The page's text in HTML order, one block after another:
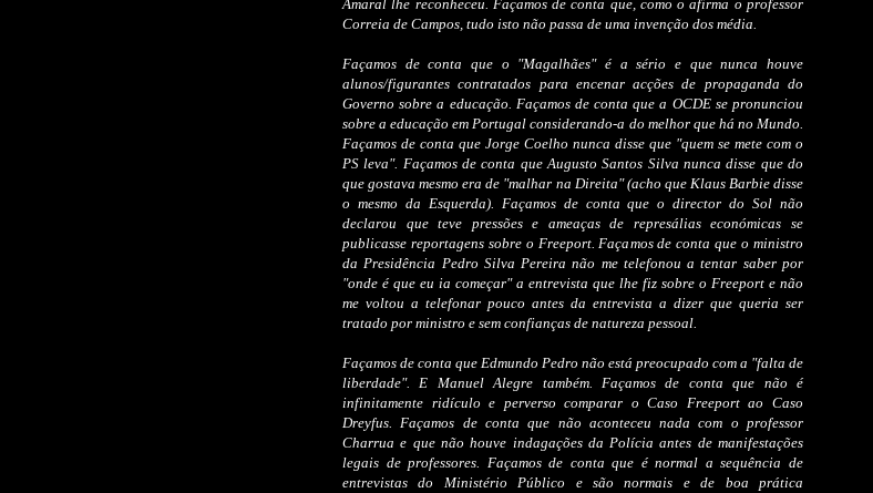
Amaral lhe reconheceu. Façamos de conta que, como o afirma o professor
Correia de Campos, tudo isto não passa de uma invenção dos média.
Façamos de conta que o "Magalhães" é a sério e que nunca houve
alunos/figurantes contratados para encenar acções de propaganda do
Governo sobre a educação. Façamos de conta que a OCDE se pronunciou
sobre a educação em Portugal considerando-a do melhor que há no Mundo.
Façamos de conta que Jorge Coelho nunca disse que "quem se mete com o
PS leva". Façamos de conta que Augusto Santos Silva nunca disse que do
que gostava mesmo era de "malhar na Direita" (acho que Klaus Barbie disse
o mesmo da Esquerda). Façamos de conta que o director do Sol não
declarou que teve pressões e ameaças de represálias económicas se
publicasse reportagens sobre o Freeport. Façamos de conta que o ministro
da Presidência Pedro Silva Pereira não me telefonou a tentar saber por
"onde é que eu ia começar" a entrevista que lhe fiz sobre o Freeport e não
me voltou a telefonar pouco antes da entrevista a dizer que queria ser
tratado por ministro e sem confianças de natureza pessoal.
Façamos de conta que Edmundo Pedro não está preocupado com a "falta de
liberdade". E Manuel Alegre também. Façamos de conta que não é
infinitamente ridículo e perverso comparar o Caso Freeport ao Caso
Dreyfus. Façamos de conta que não aconteceu nada com o professor
Charrua e que não houve indagações da Polícia antes de manifestações
legais de professores. Façamos de conta que é normal a sequência de
entrevistas do Ministério Público e são normais e de boa prática